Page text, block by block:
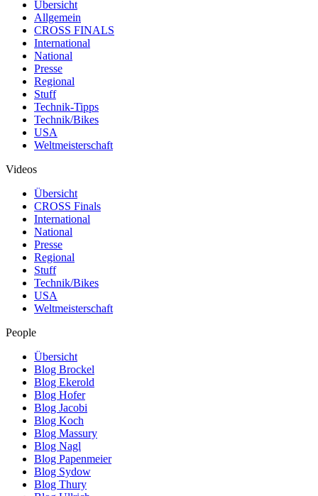
Übersicht
Allgemein
CROSS FINALS
International
National
Presse
Regional
Stuff
Technik-Tipps
Technik/Bikes
USA
Weltmeisterschaft
Videos
Übersicht
CROSS Finals
International
National
Presse
Regional
Stuff
Technik/Bikes
USA
Weltmeisterschaft
People
Übersicht
Blog Brockel
Blog Ekerold
Blog Hofer
Blog Jacobi
Blog Koch
Blog Massury
Blog Nagl
Blog Papenmeier
Blog Sydow
Blog Thury